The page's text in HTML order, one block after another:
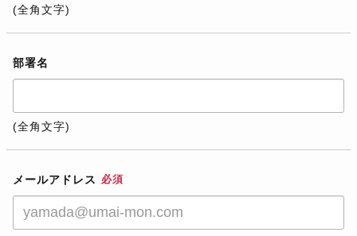
(全角文字)
部署名
(全角文字)
メールアドレス 必須